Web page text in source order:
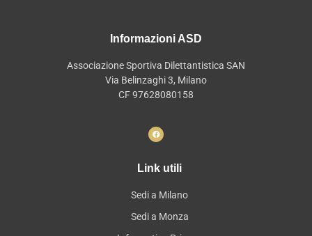
Informazioni ASD
Associazione Sportiva Dilettantistica SAN
Via Belinzaghi 3, Milano
CF 97628080158
Link utili
Sedi a Milano
Sedi a Monza